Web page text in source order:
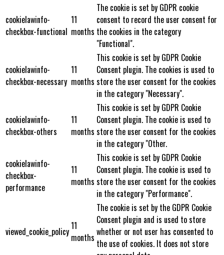
cookielawinfo-
checkbox-functional
11
months
The cookie is set by GDPR cookie
consent to record the user consent for
the cookies in the category
"Functional".
cookielawinfo-
checkbox-necessary
11
months
This cookie is set by GDPR Cookie
Consent plugin. The cookies is used to
store the user consent for the cookies
in the category "Necessary".
cookielawinfo-
checkbox-others
11
months
This cookie is set by GDPR Cookie
Consent plugin. The cookie is used to
store the user consent for the cookies
in the category "Other.
cookielawinfo-
checkbox-
performance
11
months
This cookie is set by GDPR Cookie
Consent plugin. The cookie is used to
store the user consent for the cookies
in the category "Performance".
viewed_cookie_policy11
months
The cookie is set by the GDPR Cookie
Consent plugin and is used to store
whether or not user has consented to
the use of cookies. It does not store